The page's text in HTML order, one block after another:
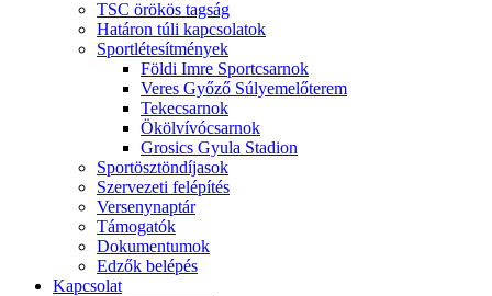
TSC örökös tagság
Határon túli kapcsolatok
Sportlétesítmények
Földi Imre Sportcsarnok
Veres Győző Súlyemelőterem
Tekecsarnok
Ökölvívócsarnok
Grosics Gyula Stadion
Sportösztöndíjasok
Szervezeti felépítés
Versenynaptár
Támogatók
Dokumentumok
Edzők belépés
Kapcsolat